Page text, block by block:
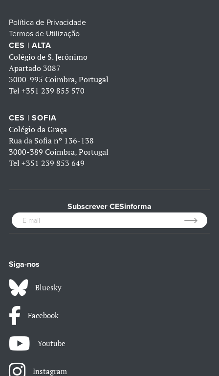
Política de Privacidade
Termos de Utilização
CES | ALTA
Colégio de S. Jerónimo
Apartado 3087
3000-995 Coimbra, Portugal
Tel +351 239 855 570
CES | SOFIA
Colégio da Graça
Rua da Sofia nº 136-138
3000-389 Coimbra, Portugal
Tel +351 239 853 649
Subscrever CESinforma
Siga-nos
Bluesky
Facebook
Youtube
Instagram